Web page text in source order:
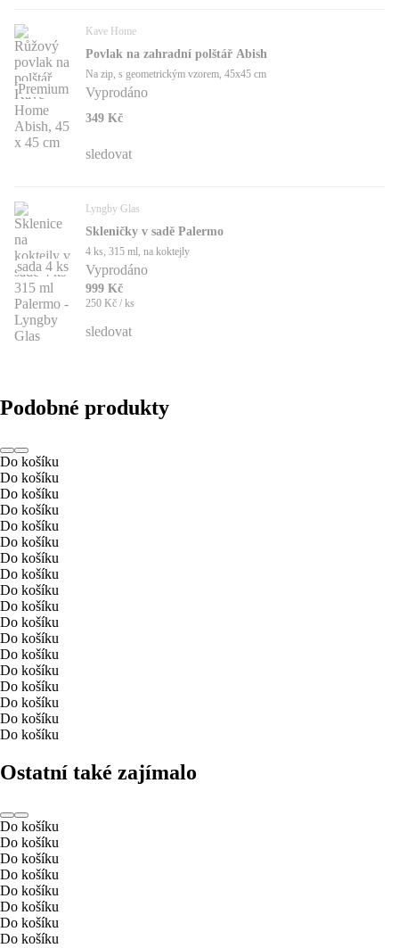
Premium
Kave Home
Povlak na zahradní polštář Abish
Na zip, s geometrickým vzorem, 45x45 cm
Vyprodáno
349 Kč
sledovat
sada 4 ks
Lyngby Glas
Skleničky v sadě Palermo
4 ks, 315 ml, na koktejly
Vyprodáno
999 Kč
250 Kč / ks
sledovat
Podobné produkty
Do košíku
Do košíku
Do košíku
Do košíku
Do košíku
Do košíku
Do košíku
Do košíku
Do košíku
Do košíku
Do košíku
Do košíku
Do košíku
Do košíku
Do košíku
Do košíku
Do košíku
Do košíku
Ostatní také zajímalo
Do košíku
Do košíku
Do košíku
Do košíku
Do košíku
Do košíku
Do košíku
Do košíku